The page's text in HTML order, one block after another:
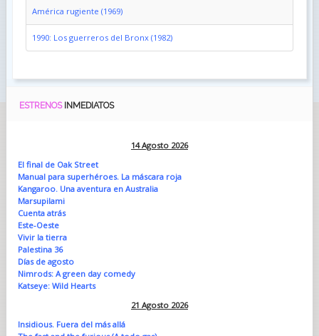
América rugiente (1969)
1990: Los guerreros del Bronx (1982)
ESTRENOS INMEDIATOS
14 Agosto 2026
El final de Oak Street
Manual para superhéroes. La máscara roja
Kangaroo. Una aventura en Australia
Marsupilami
Cuenta atrás
Este-Oeste
Vivir la tierra
Palestina 36
Días de agosto
Nimrods: A green day comedy
Katseye: Wild Hearts
21 Agosto 2026
Insidious. Fuera del más allá